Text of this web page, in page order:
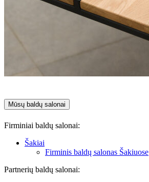
Mūsų baldų salonai
Firminiai baldų salonai:
Šakiai
Firminis baldų salonas Šakiuose
Partnerių baldų salonai: